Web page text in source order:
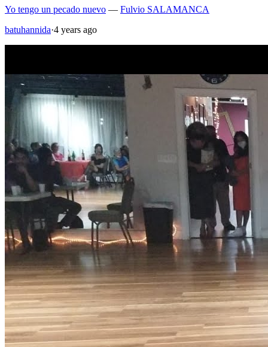
Yo tengo un pecado nuevo — Fulvio SALAMANCA
batuhannida·4 years ago